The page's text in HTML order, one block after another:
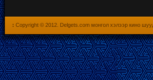
: Copyright © 2012. Delgets.com монгол хэлээр кино